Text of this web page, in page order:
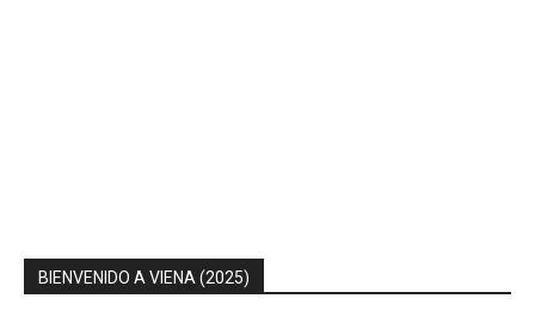
BIENVENIDO A VIENA (2025)